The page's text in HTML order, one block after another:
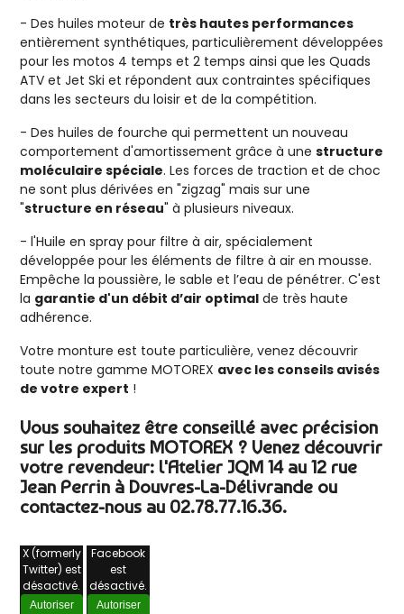
- Des huiles moteur de très hautes performances
entièrement synthétiques, particulièrement développées
pour les motos 4 temps et 2 temps ainsi que les Quads
ATV et Jet Ski et répondent aux contraintes spécifiques
dans les secteurs du loisir et de la compétition.
- Des huiles de fourche qui permettent un nouveau
comportement d'amortissement grâce à unestructure
moléculaire spéciale. Les forces de traction et de choc
ne sont plus dérivées en "zigzag" mais sur une
"structure en réseau" à plusieurs niveaux.
- l'Huile en spray pour filtre à air, spécialement
développée pour les éléments de filtre à air en mousse.
Empêche la poussière, le sable et l’eau de pénétrer. C'est
la garantie d'un débit d’air optimal de très haute
adhérence.
Votre monture est toute particulière, venez découvrir
toute notre gamme MOTOREX avec les conseils avisés
de votre expert !
Vous souhaitez être conseillé avec précision
sur les produits MOTOREX ? Venez découvrir
votre revendeur: l'Atelier JQM 14 au 12 rue
Jean Perrin à Douvres-La-Délivrande ou
contactez-nous au 02.78.77.16.36.
X (formerly
Twitter) est
désactivé.
Autoriser
Facebook
est
désactivé.
Autoriser